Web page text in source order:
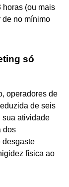
horas (ou mais
de no mínimo
só
operadores de
de seis
sua atividade
dos
desgaste
física ao